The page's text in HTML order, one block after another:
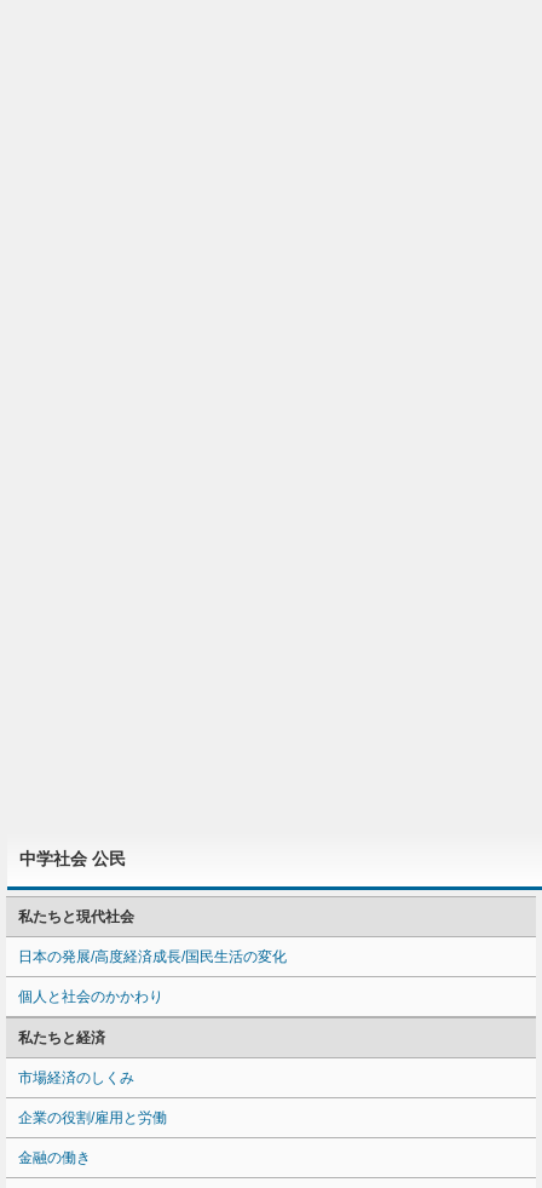
中学社会 公民
私たちと現代社会
日本の発展/高度経済成長/国民生活の変化
個人と社会のかかわり
私たちと経済
市場経済のしくみ
企業の役割/雇用と労働
金融の働き